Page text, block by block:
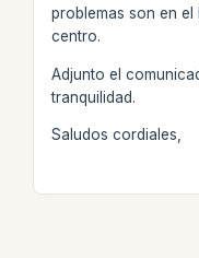
problemas son en
centro.
Adjunto el
tranquilidad.
Saludos cordiales,